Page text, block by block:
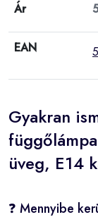
Ár
EAN
Gyakran
üveg, E14
❓ Mennyibe